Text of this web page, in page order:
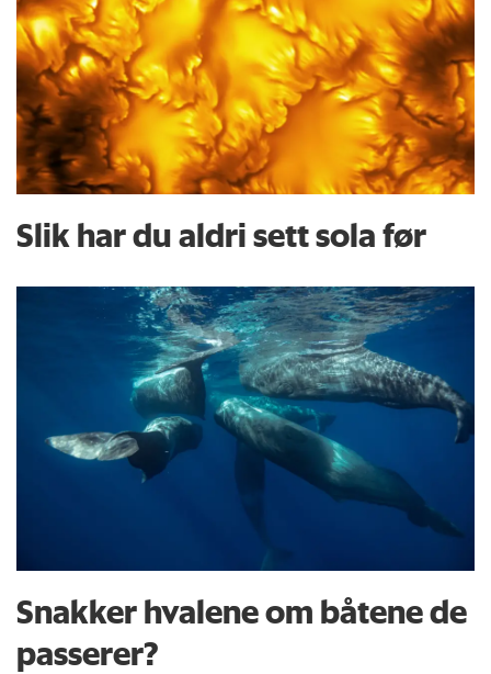
Slik har du aldri sett sola før
Snakker hvalene om båtene de
passerer?